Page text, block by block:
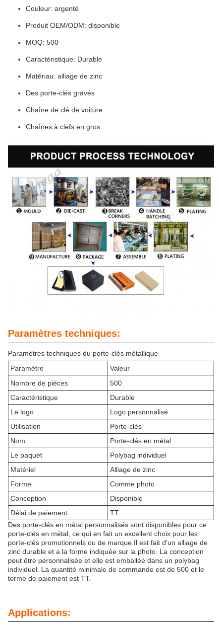
Couleur: argenté
Produit OEM/ODM: disponible
MOQ: 500
Caractéristique: Durable
Matériau: alliage de zinc
Des porte-clés gravés
Chaîne de clé de voiture
Chaînes à clefs en gros
Paramètres techniques:
Paramètres techniques du porte-clés métallique
Paramètre
Valeur
Nombre de pièces
500
Caractéristique
Durable
Le logo
Logo personnalisé
Utilisation
Porte-clés
Nom
Porte-clés en métal
Le paquet
Polybag individuel
Matériel
Alliage de zinc
Forme
Comme photo
Conception
Disponible
Délai de paiement
TT
Des porte-clés en métal personnalisés sont disponibles pour ce
porte-clés en métal, ce qui en fait un excellent choix pour les
porte-clés promotionnels ou de marque.Il est fait d'un alliage de
zinc durable et a la forme indiquée sur la photo. La conception
peut être personnalisée et elle est emballée dans un polybag
individuel. La quantité minimale de commande est de 500 et le
terme de paiement est TT.
Applications: